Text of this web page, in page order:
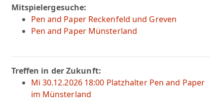
Mitspielergesuche:
Pen and Paper Reckenfeld und Greven
Pen and Paper Münsterland
Treffen in der Zukunft:
Mi 30.12.2026 18:00 Platzhalter Pen and Paper
im Münsterland